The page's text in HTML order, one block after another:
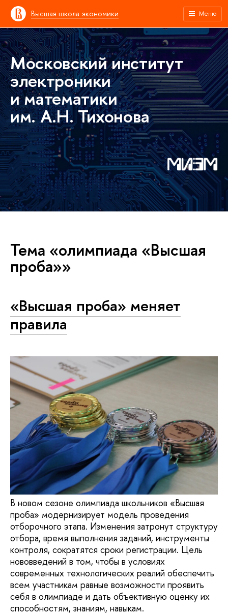
Высшая школа экономики Меню
Московский институт
электроники
и математики
им. А.Н. Тихонова
Тема «олимпиада «Высшая
проба»»
«Высшая проба» меняет
правила
В новом сезоне олимпиада школьников «Высшая
проба» модернизирует модель проведения
отборочного этапа. Изменения затронут структуру
отбора, время выполнения заданий, инструменты
контроля, сократятся сроки регистрации. Цель
нововведений в том, чтобы в условиях
современных технологических реалий обеспечить
всем участникам равные возможности проявить
себя в олимпиаде и дать объективную оценку их
способностям, знаниям, навыкам.